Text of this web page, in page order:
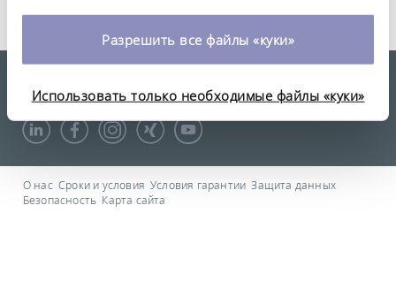
изменить или отозвать свое согласие в любое
время. Более подробную информацию об этом вы
можете найти в нашей
политике
Разрешить все файлы «куки»
Использовать только необходимые файлы «куки»
Информационный бюллетень
О нас Сроки и условия Условия гарантии Защита данных
Безопасность Карта сайта